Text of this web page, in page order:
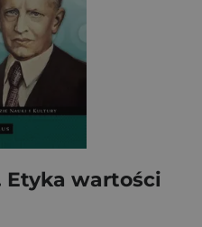
Etyka wartości